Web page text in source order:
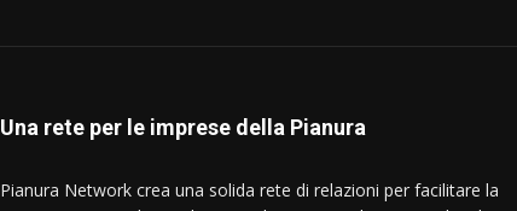
Una rete per le imprese della Pianura
Pianura Network crea una solida rete di relazioni per facilitare la